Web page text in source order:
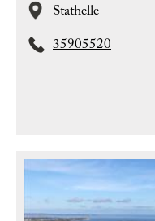
Stathelle
35905520